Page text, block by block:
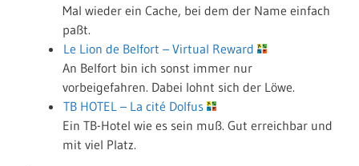
Mal wieder ein Cache, bei dem der Name einfach
paßt.
Le Lion de Belfort – Virtual Reward
An Belfort bin ich sonst immer nur
vorbeigefahren. Dabei lohnt sich der Löwe.
TB HOTEL – La cité Dolfus
Ein TB-Hotel wie es sein muß. Gut erreichbar und
mit viel Platz.